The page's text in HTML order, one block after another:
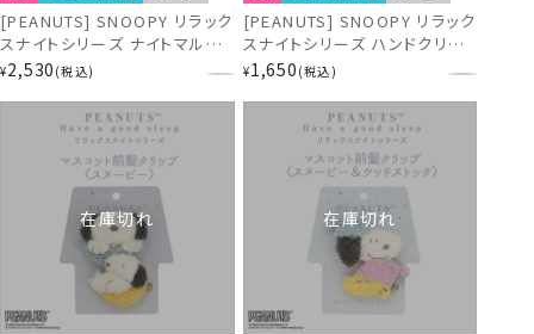
[PEANUTS] SNOOPY リラック
スナイトシリーズ ナイトマルチ
バーム SN38647
¥2,530 税込
[PEANUTS] SNOOPY リラック
スナイトシリーズ ハンドクリー
ムトリオ＜PURPLE＞
¥1,650 税込
在庫切れ 在庫切れ